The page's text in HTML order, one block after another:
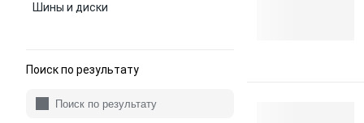
Шины и диски
Поиск по результату